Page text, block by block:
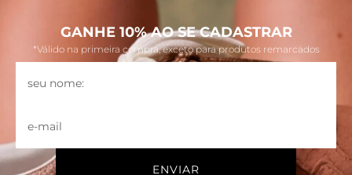
GANHE 10% AO SE CADASTRAR
*Válido na primeira compra, exceto para produtos remarcados